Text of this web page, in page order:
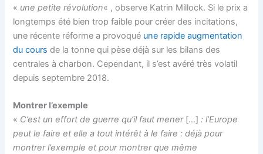
« une petite révolution« , observe Katrin Millock. Si le prix a
longtemps été bien trop faible pour créer des incitations,
une récente réforme a provoqué une rapide augmentation
du cours de la tonne qui pèse déjà sur les bilans des
centrales à charbon. Cependant, il s’est avéré très volatil
depuis septembre 2018.
Montrer l’exemple
« C’est un effort de guerre qu’il faut mener[…] : l’Europe
peut le faire et elle a tout intérêt à le faire : déjà pour
montrer l’exemple et pour montrer que même